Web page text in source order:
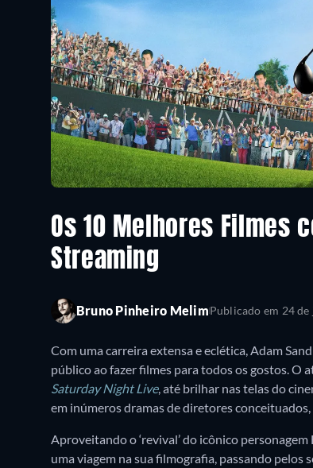
Os 10 Melhores Filmes
Streaming
Bruno Pinheiro MelimPublicado em 24
Com uma carreira extensa e eclética, Adam
público ao fazer filmes para todos os gostos.
Saturday Night Live, até brilhar nas telas do
em inúmeros dramas de diretores
Aproveitando o ‘revival’ do icônico
uma viagem na sua filmografia, passando pelos